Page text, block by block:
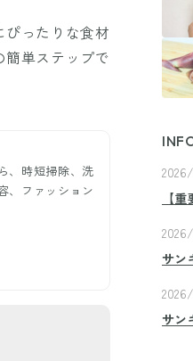
ったりな食材
単ステップで
、時短掃除、洗
、ファッション
【
サン
サン